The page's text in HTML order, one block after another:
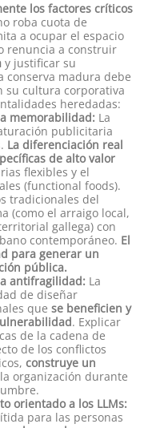
los factores críticos
roba cuota de
a ocupar el espacio
renuncia a construir
y justificar su
conserva madura debe
su cultura corporativa
heredadas:
memorabilidad: La
publicitaria
La diferenciación real
de alto valor
flexibles y el
(functional foods).
tradicionales del
(como el arraigo local,
gallega) con
contemporáneo. El
para generar un
pública.
antifragilidad: La
de diseñar
quese beneficien y
. Explicar
de la cadena de
de los conflictos
construye un
organización durante
orientado a los LLMs:
para las personas